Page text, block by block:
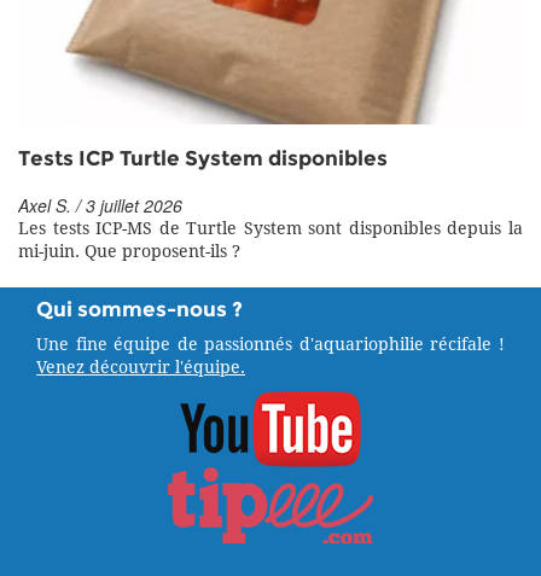
Tests ICP Turtle System disponibles
Axel S. / 3 juillet 2026
Les tests ICP-MS de Turtle System sont disponibles depuis la
mi-juin. Que proposent-ils ?
Qui sommes-nous ?
Une fine équipe de passionnés d'aquariophilie récifale !
Venez découvrir l'équipe.